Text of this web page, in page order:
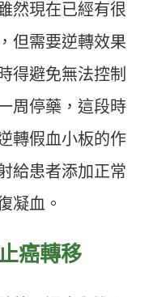
然現在已經有很
但需要逆轉效果
得避免無法控制
周停藥，這段時
轉假血小板的作
給患者添加正常
凝血。
癌轉移